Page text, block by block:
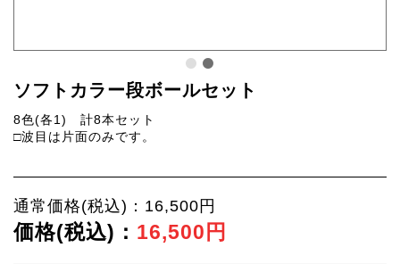
ソフトカラー段ボールセット
8色(各1) 計8本セット
□波目は片面のみです。
通常価格(税込)：16,500円
価格(税込)： 16,500円